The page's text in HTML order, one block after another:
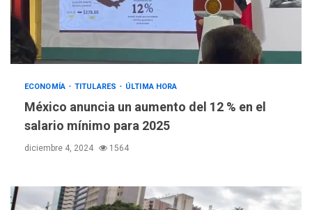
ECONOMÍA TITULARES ÚLTIMA HORA
México anuncia un aumento del 12 % en el
salario mínimo para 2025
diciembre 4, 2024 1564